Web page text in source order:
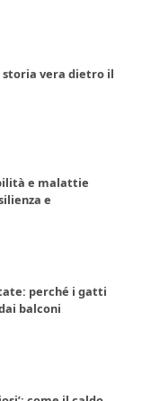
storia vera dietro il
e malattie
e
perché i gatti
balconi